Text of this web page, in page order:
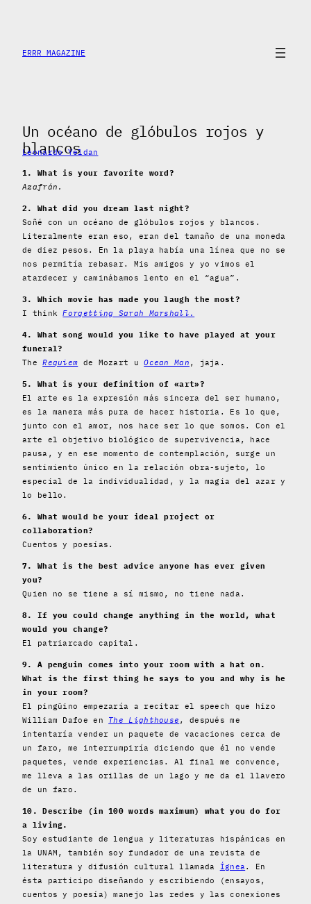
content
ERRR MAGAZINE
Un océano de glóbulos rojos y
blancos
Leonardo Yeldan
1. What is your favorite word?
Azafrán.
2. What did you dream last night?
Soñé con un océano de glóbulos rojos y blancos.
Literalmente eran eso, eran del tamaño de una moneda
de diez pesos. En la playa había una línea que no se
nos permitía rebasar. Mis amigos y yo vimos el
atardecer y caminábamos lento en el “agua”.
3. Which movie has made you laugh the most?
I thinkForgetting Sarah Marshall.
4. What song would you like to have played at your
funeral?
TheRequiem de Mozart uOcean Man , jaja.
5. What is your definition of «art»?
El arte es la expresión más sincera del ser humano,
es la manera más pura de hacer historia. Es lo que,
junto con el amor, nos hace ser lo que somos. Con el
arte el objetivo biológico de supervivencia, hace
pausa, y en ese momento de contemplación, surge un
sentimiento único en la relación obra-sujeto, lo
especial de la individualidad, y la magia del azar y
lo bello.
6. What would be your ideal project or
collaboration?
Cuentos y poesías.
7. What is the best advice anyone has ever given
you?
Quien no se tiene a sí mismo, no tiene nada.
8. If you could change anything in the world, what
would you change?
El patriarcado capital.
9. A penguin comes into your room with a hat on.
What is the first thing he says to you and why is he
in your room?
El pingüino empezaría a recitar el speech que hizo
William Dafoe en The Lighthouse , después me
intentaría vender un paquete de vacaciones cerca de
un faro, me interrumpiría diciendo que él no vende
paquetes, vende experiencias. Al final me convence,
me lleva a las orillas de un lago y me da el llavero
de un faro.
10. Describe (in 100 words maximum) what you do for
a living.
Soy estudiante de lengua y literaturas hispánicas en
la UNAM, también soy fundador de una revista de
literatura y difusión cultural llamada Ígnea . En
ésta participo diseñando y escribiendo (ensayos,
cuentos y poesía) manejo las redes y las conexiones